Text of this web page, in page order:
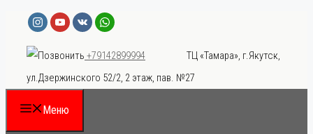
Перейти
содержимому
+79142899994
ТЦ «Тамара», г.Якутск,
ул.Дзержинского 52/2, 2 этаж, пав. №27
Меню